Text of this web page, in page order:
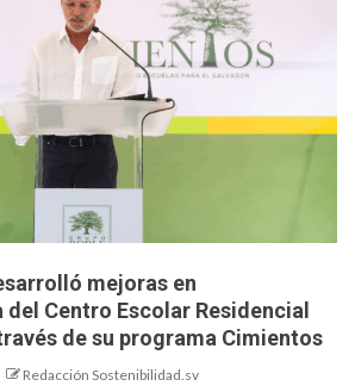
mejoras en
Centro Escolar Residencial
de su programa Cimientos
Redacción Sostenibilidad.sv